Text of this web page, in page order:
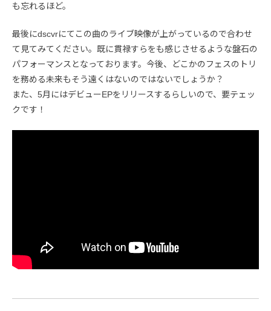
も忘れるほど。
最後にdscvrにてこの曲のライブ映像が上がっているので合わせ
て見てみてください。既に貫禄すらをも感じさせるような盤石の
パフォーマンスとなっております。今後、どこかのフェスのトリ
を務める未来もそう遠くはないのではないでしょうか？
また、5月にはデビューEPをリリースするらしいので、要テェッ
クです！